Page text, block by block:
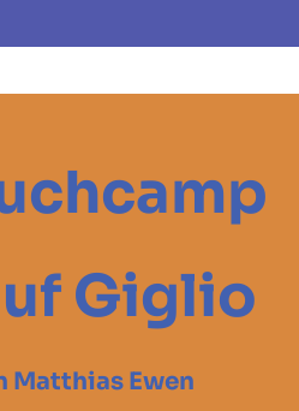
Giglio
Matthias Ewen